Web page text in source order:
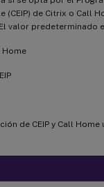
(CEIP) de Citrix o Call
valor predeterminado
Home
de CEIP y Call